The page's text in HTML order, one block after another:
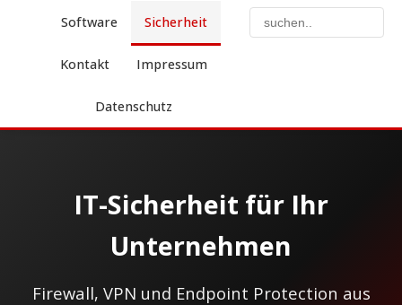
Software Sicherheit
Kontakt Impressum
Datenschutz
IT-Sicherheit für Ihr
Unternehmen
Firewall, VPN und Endpoint Protection aus